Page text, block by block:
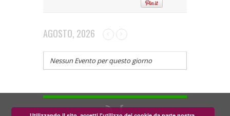
AGOSTO, 2026
Nessun Evento per questo giorno